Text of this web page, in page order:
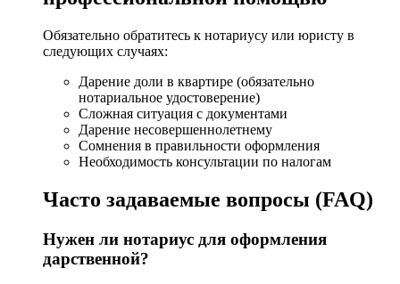
Обязательно обратитесь к нотариусу или юристу в
следующих случаях:
Дарение доли в квартире (обязательно
нотариальное удостоверение)
Сложная ситуация с документами
Дарение несовершеннолетнему
Сомнения в правильности оформления
Необходимость консультации по налогам
Часто задаваемые вопросы (FAQ)
Нужен ли нотариус для оформления
дарственной?